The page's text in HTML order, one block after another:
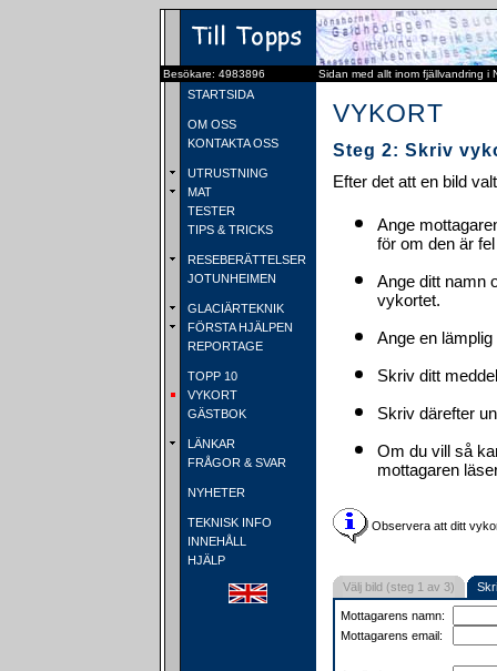
Besökare: 4983896 Sidan med allt inom fjällvandring i
STARTSIDA
OM OSS
KONTAKTA OSS
UTRUSTNING
MAT
TESTER
TIPS & TRICKS
RESEBERÄTTELSER
JOTUNHEIMEN
GLACIÄRTEKNIK
FÖRSTA HJÄLPEN
REPORTAGE
TOPP 10
VYKORT
GÄSTBOK
LÄNKAR
FRÅGOR & SVAR
NYHETER
TEKNISK INFO
INNEHÅLL
HJÄLP
VYKORT
Steg 2: Skriv
Efter det att en bild
Ange
för om den är
Ange ditt namn
vykortet.
Ange en lämplig
Skriv ditt
Skriv därefter
Om du vill så
mottagaren
Observera att ditt
Välj bild (steg 1 av 3)
Mottagarens namn:
Mottagarens email: